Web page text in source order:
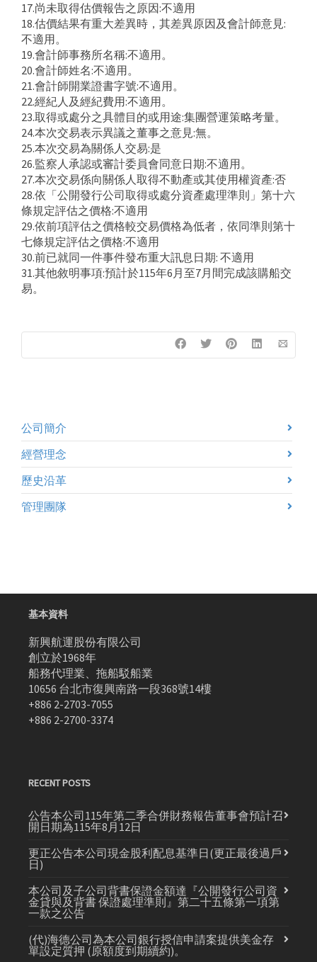
17.尚未取得估價報告之原因:不適用
18.估價結果有重大差異時，其差異原因及會計師意見:
不適用。
19.會計師事務所名稱:不適用。
20.會計師姓名:不適用。
21.會計師開業證書字號:不適用。
22.經紀人及經紀費用:不適用。
23.取得或處分之具體目的或用途:集團營運策略考量。
24.本次交易表示異議之董事之意見:無。
25.本次交易為關係人交易:是
26.監察人承認或審計委員會同意日期:不適用。
27.本次交易係向關係人取得不動產或其使用權資產:否
28.依「公開發行公司取得或處分資產處理準則」第十六
條規定評估之價格:不適用
29.依前項評估之價格較交易價格為低者，依同準則第十
七條規定評估之價格:不適用
30.前已就同一件事件發布重大訊息日期: 不適用
31.其他敘明事項:預計於115年6月至7月間完成該購船交
易。
公司簡介
經營理念
歷史沿革
管理團隊
基本資料
新興航運股份有限公司
創立於1968年
船務代理業、拖船駁船業
10656 台北市復興南路一段368號14樓
+886 2-2703-7055
+886 2-2700-3374
RECENT POSTS
公告本公司115年第二季合併財務報告董事會預計召
開日期為115年8月12日
更正公告本公司現金股利配息基準日(更正最後過戶
日)
本公司及子公司背書保證金額達『公開發行公司資
金貸與及背書 保證處理準則』第二十五條第一項第
一款之公告
(代)海德公司為本公司銀行授信申請案提供美金存
單設定質押 (原額度到期續約)。